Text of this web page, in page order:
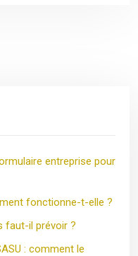
entreprise pour
fonctionne-t-elle ?
faut-il prévoir ?
: comment le